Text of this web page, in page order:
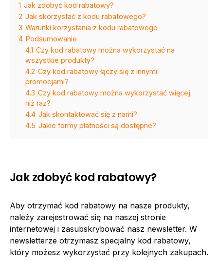
1 Jak zdobyć kod rabatowy?
2 Jak skorzystać z kodu rabatowego?
3 Warunki korzystania z kodu rabatowego
4 Podsumowanie
4.1 Czy kod rabatowy można wykorzystać na
wszystkie produkty?
4.2 Czy kod rabatowy łączy się z innymi
promocjami?
4.3 Czy kod rabatowy można wykorzystać więcej
niż raz?
4.4 Jak skontaktować się z nami?
4.5 Jakie formy płatności są dostępne?
Jak zdobyć kod rabatowy?
Aby otrzymać kod rabatowy na nasze produkty,
należy zarejestrować się na naszej stronie
internetowej i zasubskrybować nasz newsletter. W
newsletterze otrzymasz specjalny kod rabatowy,
który możesz wykorzystać przy kolejnych zakupach.